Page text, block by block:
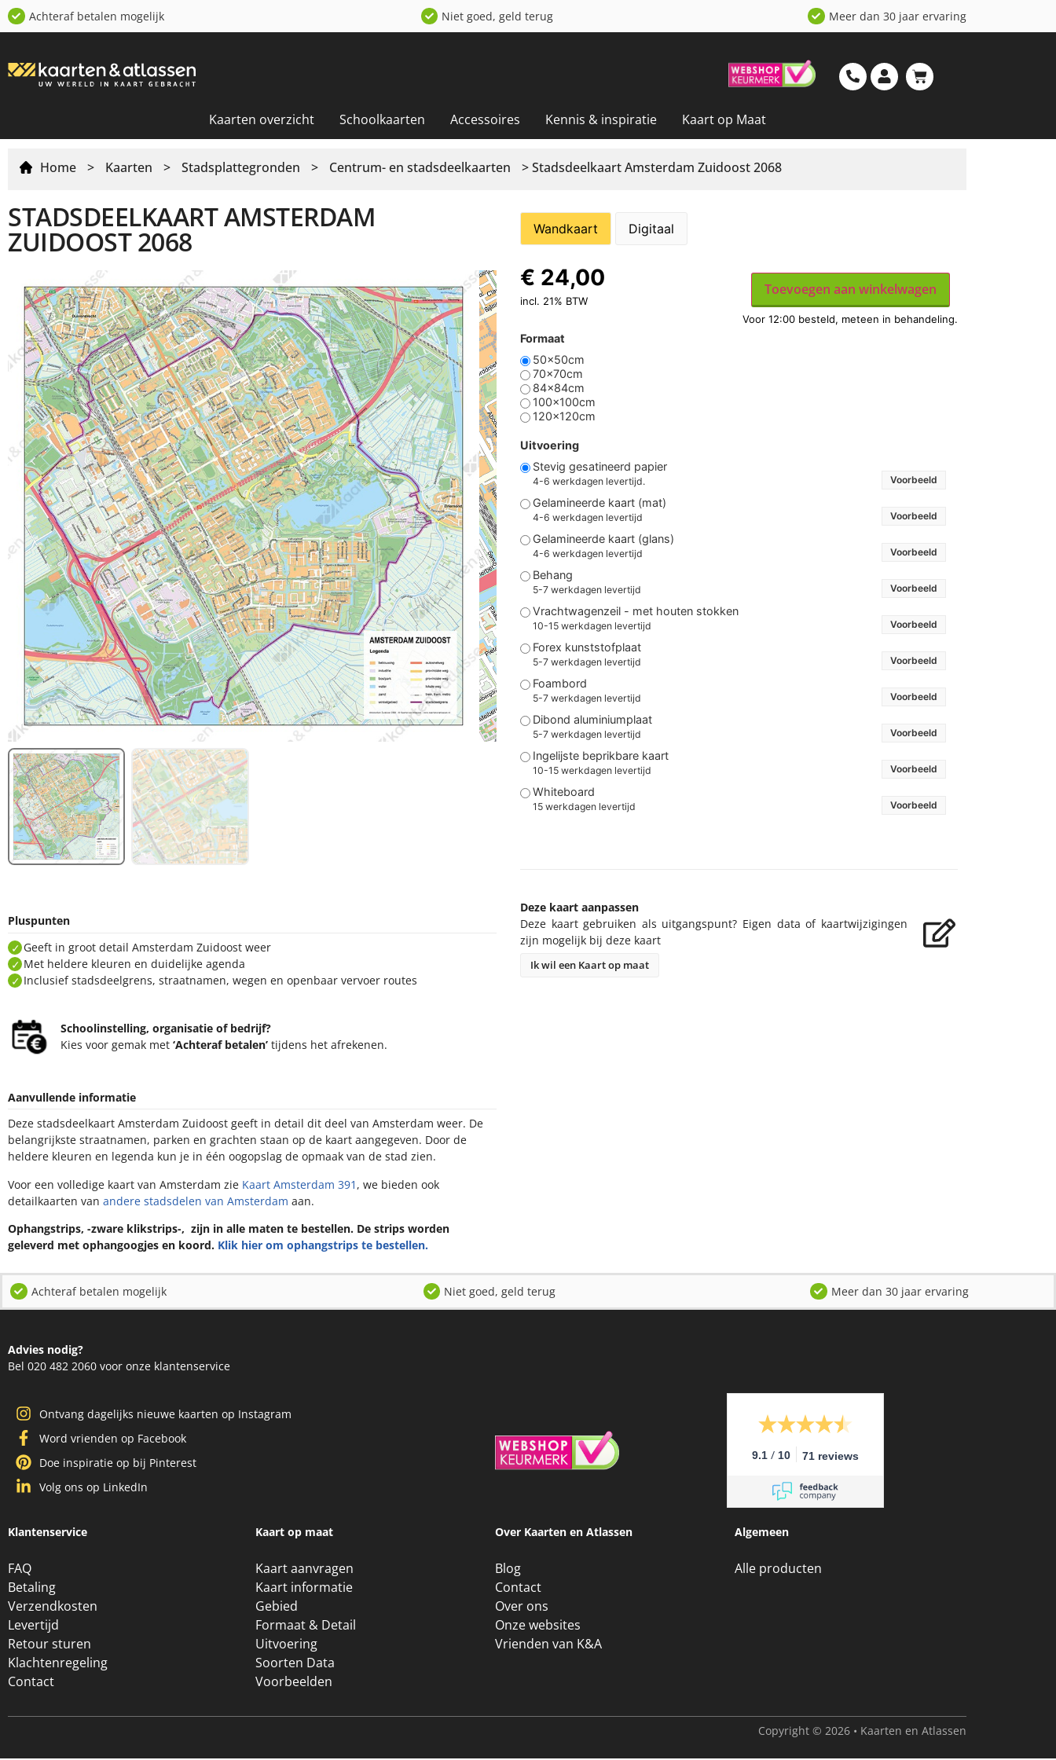
Achteraf betalen mogelijk Niet goed, geld terug Meer dan 30 jaar ervaring
Kaarten overzicht Schoolkaarten Accessoires Kennis & inspiratie Kaart op Maat
Home > Kaarten > Stadsplattegronden > Centrum- en stadsdeelkaarten > Stadsdeelkaart Amsterdam Zuidoost 2068
STADSDEELKAART AMSTERDAM
ZUIDOOST 2068
Pluspunten
Geeft in groot detail Amsterdam Zuidoost weer
Met heldere kleuren en duidelijke agenda
Inclusief stadsdeelgrens, straatnamen, wegen en openbaar vervoer routes
Schoolinstelling, organisatie of bedrijf?
Kies voor gemak met‘Achteraf betalen’tijdens het afrekenen.
Aanvullende informatie
Deze stadsdeelkaart Amsterdam Zuidoost geeft in detail dit deel van Amsterdam weer. De
belangrijkste straatnamen, parken en grachten staan op de kaart aangegeven. Door de heldere
kleuren en legenda kun je in één oogopslag de opmaak van de stad zien.
Voor een volledige kaart van Amsterdam zieKaart Amsterdam 391 , we bieden ook detailkaarten
vanandere stadsdelen van Amsterdam aan.
Ophangstrips, -zware klikstrips-, zijn in alle maten te bestellen. De strips worden
geleverd met ophangoogjes en koord. Klik hier om ophangstrips te bestellen.
Wandkaart Digitaal
Formaat
50x50cm
70x70cm
84x84cm
100x100cm
120x120cm
Uitvoering
Stevig gesatineerd papier
4-6 werkdagen levertijd. Voorbeeld
Gelamineerde kaart (mat)
4-6 werkdagen levertijd Voorbeeld
Gelamineerde kaart (glans)
4-6 werkdagen levertijd Voorbeeld
Behang
5-7 werkdagen levertijd Voorbeeld
Vrachtwagenzeil - met houten stokken
10-15 werkdagen levertijd Voorbeeld
Forex kunststofplaat
5-7 werkdagen levertijd Voorbeeld
Foambord
5-7 werkdagen levertijd Voorbeeld
Dibond aluminiumplaat
5-7 werkdagen levertijd Voorbeeld
Ingelijste beprikbare kaart
10-15 werkdagen levertijd Voorbeeld
Whiteboard
15 werkdagen levertijd Voorbeeld
€ 24,00
incl. 21% BTW
Toevoegen aan winkelwagen
Deze kaart aanpassen
Deze kaart gebruiken als uitgangspunt? Eigen data of kaartwijzigingen zijn
mogelijk bij deze kaart
Ik wil een Kaart op maat
Achteraf betalen mogelijk Niet goed, geld terug Meer dan 30 jaar ervaring
Advies nodig?
Bel 020 482 2060 voor onze klantenservice
Ontvang dagelijks nieuwe kaarten op Instagram
Word vrienden op Facebook
Doe inspiratie op bij Pinterest
Volg ons op LinkedIn
9.1 / 10 71 reviews
Klantenservice
FAQ
Betaling
Verzendkosten
Levertijd
Retour sturen
Klachtenregeling
Contact
Kaart op maat
Kaart aanvragen
Kaart informatie
Gebied
Formaat & Detail
Uitvoering
Soorten Data
Voorbeelden
Over Kaarten en Atlassen
Blog
Contact
Over ons
Onze websites
Vrienden van K&A
Algemeen
Alle producten
Copyright © 2026 • Kaarten en Atlassen